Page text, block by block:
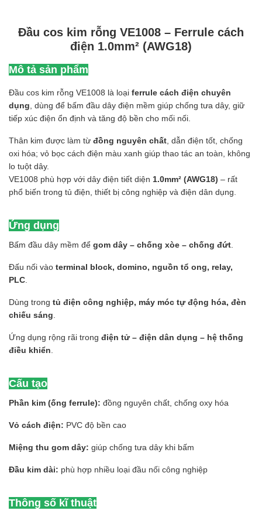
Đầu cos kim rỗng VE1008 – Ferrule cách
điện 1.0mm² (AWG18)
Mô tả sản phẩm
Đầu cos kim rỗng VE1008 là loại ferrule cách điện chuyên
dụng , dùng để bấm đầu dây điện mềm giúp chống tưa dây, giữ
tiếp xúc điện ổn định và tăng độ bền cho mối nối.
Thân kim được làm từ đồng nguyên chất , dẫn điện tốt, chống
oxi hóa; vỏ bọc cách điện màu xanh giúp thao tác an toàn, không
lo tuột dây.
VE1008 phù hợp với dây điện tiết diện 1.0mm² (AWG18) – rất
phổ biến trong tủ điện, thiết bị công nghiệp và điện dân dụng.
Ứng dụng
Bấm đầu dây mềm để gom dây – chống xòe – chống đứt
Đấu nối vào terminal block, domino, nguồn tổ ong, relay,
PLC
Dùng trong tủ điện công nghiệp, máy móc tự động hóa, đèn
chiếu sáng
Ứng dụng rộng rãi trong điện tử – điện dân dụng – hệ thống
điều khiển
Cấu tạo
Phần kim (ống ferrule): đồng nguyên chất, chống oxy hóa
Vỏ cách điện: PVC độ bền cao
Miệng thu gom dây: giúp chống tưa dây khi bấm
Đầu kim dài: phù hợp nhiều loại đầu nối công nghiệp
Thông số kĩ thuật